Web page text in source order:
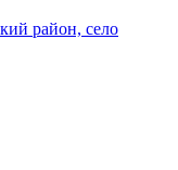
район, село